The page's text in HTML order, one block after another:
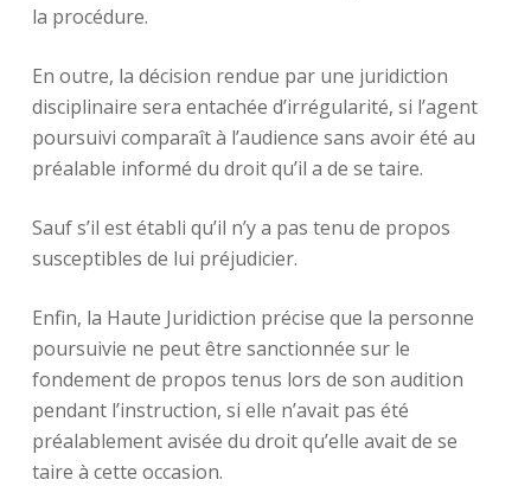
la procédure.
En outre, la décision rendue par une juridiction
disciplinaire sera entachée d’irrégularité, si l’agent
poursuivi comparaît à l’audience sans avoir été au
préalable informé du droit qu’il a de se taire.
Sauf s’il est établi qu’il n’y a pas tenu de propos
susceptibles de lui préjudicier.
Enfin, la Haute Juridiction précise que la personne
poursuivie ne peut être sanctionnée sur le
fondement de propos tenus lors de son audition
pendant l’instruction, si elle n’avait pas été
préalablement avisée du droit qu’elle avait de se
taire à cette occasion.